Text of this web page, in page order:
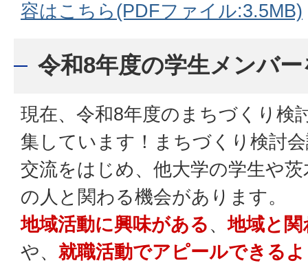
容はこちら(PDFファイル:3.5MB)
令和8年度の学生メンバ
現在、令和8年度のまちづくり検
集しています！まちづくり検討
交流をはじめ、他大学の学生や
の人と関わる機会があります。
地域活動に興味がある、地域と
や、 就職活動でアピールできる